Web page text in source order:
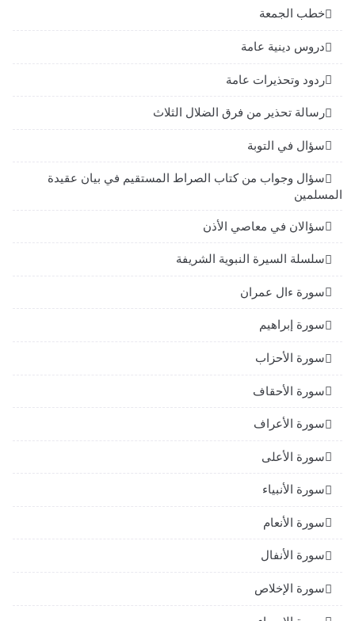
خطب الجمعة
دروس دينية عامة
ردود وتحذيرات عامة
رسالة تحذير من فرق الضلال الثلاث
سؤال في التوبة
سؤال وجواب من كتاب الصراط المستقيم في بيان عقيدة
المسلمين
سؤالان في معاصي الأذن
سلسلة السيرة النبوية الشريفة
سورة ءال عمران
سورة إبراهيم
سورة الأحزاب
سورة الأحقاف
سورة الأعراف
سورة الأعلى
سورة الأنبياء
سورة الأنعام
سورة الأنفال
سورة الإخلاص